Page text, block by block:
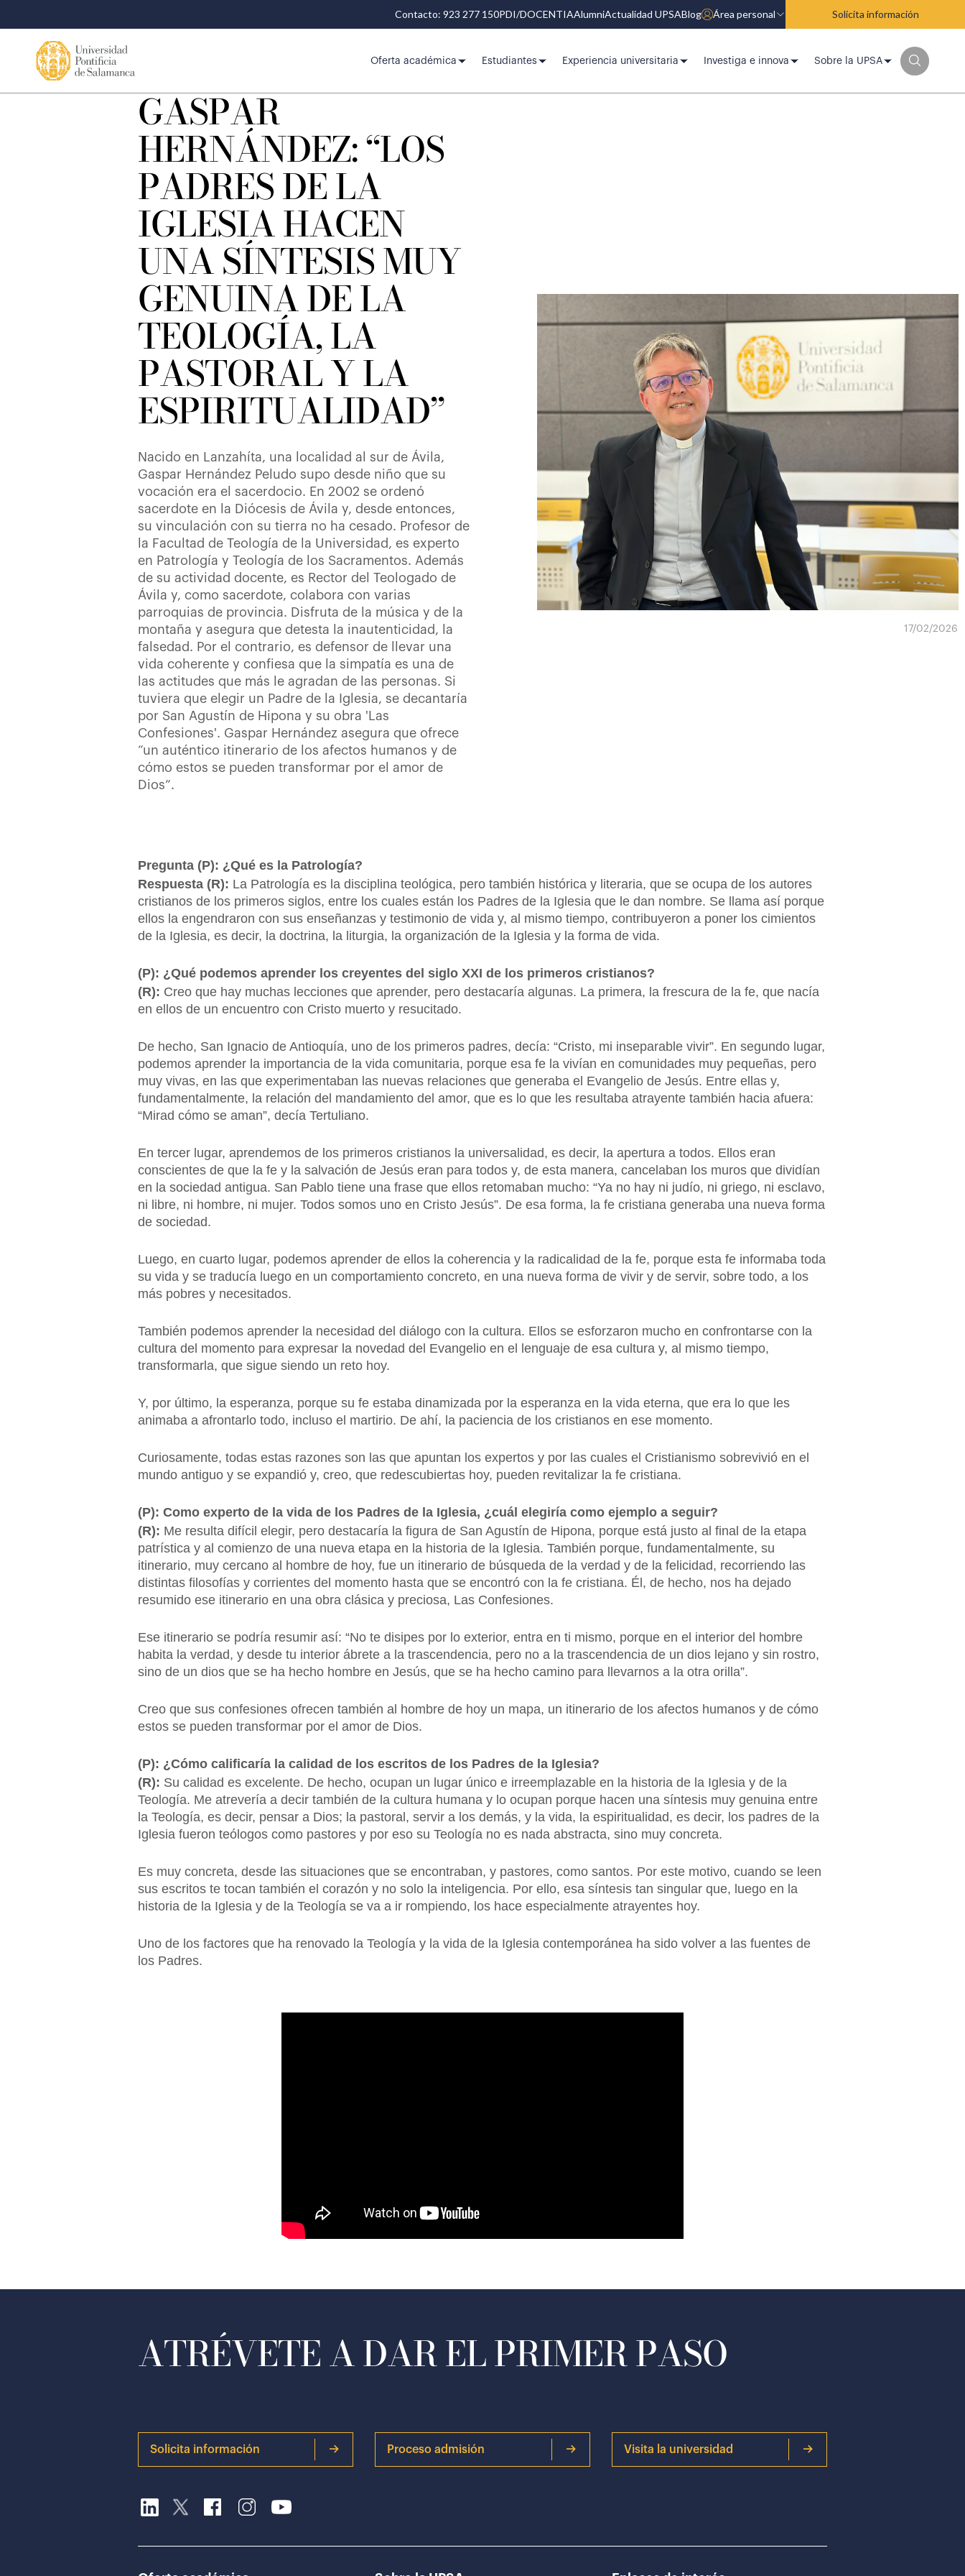
Contacto: 923 277 150PDI/DOCENTIAAlumniActualidad UPSABlog Área personal Solicita información
Oferta académica Estudiantes Experiencia universitaria Investiga e innova Sobre la UPSA
GASPAR
HERNÁNDEZ: “LOS
PADRES DE LA
IGLESIA HACEN
UNA SÍNTESIS MUY
GENUINA DE LA
TEOLOGÍA, LA
PASTORAL Y LA
ESPIRITUALIDAD”
Nacido en Lanzahíta, una localidad al sur de Ávila,
Gaspar Hernández Peludo supo desde niño que su
vocación era el sacerdocio. En 2002 se ordenó
sacerdote en la Diócesis de Ávila y, desde entonces,
su vinculación con su tierra no ha cesado. Profesor de
la Facultad de Teología de la Universidad, es experto
en Patrología y Teología de los Sacramentos. Además
de su actividad docente, es Rector del Teologado de
Ávila y, como sacerdote, colabora con varias
parroquias de provincia. Disfruta de la música y de la
montaña y asegura que detesta la inautenticidad, la
falsedad. Por el contrario, es defensor de llevar una
vida coherente y confiesa que la simpatía es una de
las actitudes que más le agradan de las personas. Si
tuviera que elegir un Padre de la Iglesia, se decantaría
por San Agustín de Hipona y su obra 'Las
Confesiones'. Gaspar Hernández asegura que ofrece
“un auténtico itinerario de los afectos humanos y de
cómo estos se pueden transformar por el amor de
Dios”.
17/02/2026
Pregunta (P): ¿Qué es la Patrología?
Respuesta (R): La Patrología es la disciplina teológica, pero también histórica y literaria, que se ocupa de los autores
cristianos de los primeros siglos, entre los cuales están los Padres de la Iglesia que le dan nombre. Se llama así porque
ellos la engendraron con sus enseñanzas y testimonio de vida y, al mismo tiempo, contribuyeron a poner los cimientos
de la Iglesia, es decir, la doctrina, la liturgia, la organización de la Iglesia y la forma de vida.
(P): ¿Qué podemos aprender los creyentes del siglo XXI de los primeros cristianos?
(R): Creo que hay muchas lecciones que aprender, pero destacaría algunas. La primera, la frescura de la fe, que nacía
en ellos de un encuentro con Cristo muerto y resucitado.
De hecho, San Ignacio de Antioquía, uno de los primeros padres, decía: “Cristo, mi inseparable vivir”. En segundo lugar,
podemos aprender la importancia de la vida comunitaria, porque esa fe la vivían en comunidades muy pequeñas, pero
muy vivas, en las que experimentaban las nuevas relaciones que generaba el Evangelio de Jesús. Entre ellas y,
fundamentalmente, la relación del mandamiento del amor, que es lo que les resultaba atrayente también hacia afuera:
“Mirad cómo se aman”, decía Tertuliano.
En tercer lugar, aprendemos de los primeros cristianos la universalidad, es decir, la apertura a todos. Ellos eran
conscientes de que la fe y la salvación de Jesús eran para todos y, de esta manera, cancelaban los muros que dividían
en la sociedad antigua. San Pablo tiene una frase que ellos retomaban mucho: “Ya no hay ni judío, ni griego, ni esclavo,
ni libre, ni hombre, ni mujer. Todos somos uno en Cristo Jesús”. De esa forma, la fe cristiana generaba una nueva forma
de sociedad.
Luego, en cuarto lugar, podemos aprender de ellos la coherencia y la radicalidad de la fe, porque esta fe informaba toda
su vida y se traducía luego en un comportamiento concreto, en una nueva forma de vivir y de servir, sobre todo, a los
más pobres y necesitados.
También podemos aprender la necesidad del diálogo con la cultura. Ellos se esforzaron mucho en confrontarse con la
cultura del momento para expresar la novedad del Evangelio en el lenguaje de esa cultura y, al mismo tiempo,
transformarla, que sigue siendo un reto hoy.
Y, por último, la esperanza, porque su fe estaba dinamizada por la esperanza en la vida eterna, que era lo que les
animaba a afrontarlo todo, incluso el martirio. De ahí, la paciencia de los cristianos en ese momento.
Curiosamente, todas estas razones son las que apuntan los expertos y por las cuales el Cristianismo sobrevivió en el
mundo antiguo y se expandió y, creo, que redescubiertas hoy, pueden revitalizar la fe cristiana.
(P): Como experto de la vida de los Padres de la Iglesia, ¿cuál elegiría como ejemplo a seguir?
(R): Me resulta difícil elegir, pero destacaría la figura de San Agustín de Hipona, porque está justo al final de la etapa
patrística y al comienzo de una nueva etapa en la historia de la Iglesia. También porque, fundamentalmente, su
itinerario, muy cercano al hombre de hoy, fue un itinerario de búsqueda de la verdad y de la felicidad, recorriendo las
distintas filosofías y corrientes del momento hasta que se encontró con la fe cristiana. Él, de hecho, nos ha dejado
resumido ese itinerario en una obra clásica y preciosa, Las Confesiones.
Ese itinerario se podría resumir así: “No te disipes por lo exterior, entra en ti mismo, porque en el interior del hombre
habita la verdad, y desde tu interior ábrete a la trascendencia, pero no a la trascendencia de un dios lejano y sin rostro,
sino de un dios que se ha hecho hombre en Jesús, que se ha hecho camino para llevarnos a la otra orilla”.
Creo que sus confesiones ofrecen también al hombre de hoy un mapa, un itinerario de los afectos humanos y de cómo
estos se pueden transformar por el amor de Dios.
(P): ¿Cómo calificaría la calidad de los escritos de los Padres de la Iglesia?
(R): Su calidad es excelente. De hecho, ocupan un lugar único e irreemplazable en la historia de la Iglesia y de la
Teología. Me atrevería a decir también de la cultura humana y lo ocupan porque hacen una síntesis muy genuina entre
la Teología, es decir, pensar a Dios; la pastoral, servir a los demás, y la vida, la espiritualidad, es decir, los padres de la
Iglesia fueron teólogos como pastores y por eso su Teología no es nada abstracta, sino muy concreta.
Es muy concreta, desde las situaciones que se encontraban, y pastores, como santos. Por este motivo, cuando se leen
sus escritos te tocan también el corazón y no solo la inteligencia. Por ello, esa síntesis tan singular que, luego en la
historia de la Iglesia y de la Teología se va a ir rompiendo, los hace especialmente atrayentes hoy.
Uno de los factores que ha renovado la Teología y la vida de la Iglesia contemporánea ha sido volver a las fuentes de
los Padres.
ATRÉVETE A DAR EL PRIMER PASO
Solicita información Proceso admisión Visita la universidad